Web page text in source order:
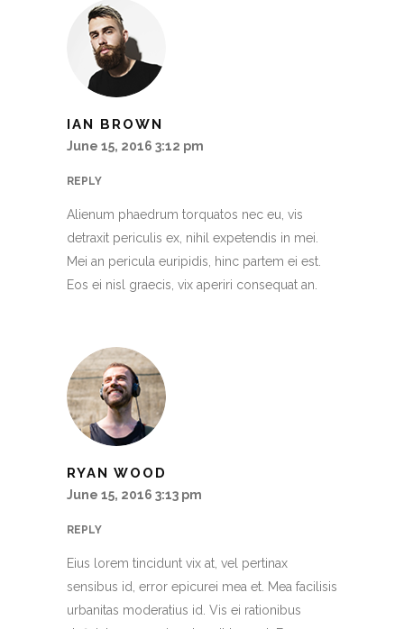
IAN BROWN
June 15, 2016 3:12 pm
REPLY
Alienum phaedrum torquatos nec eu, vis
detraxit periculis ex, nihil expetendis in mei.
Mei an pericula euripidis, hinc partem ei est.
Eos ei nisl graecis, vix aperiri consequat an.
RYAN WOOD
June 15, 2016 3:13 pm
REPLY
Eius lorem tincidunt vix at, vel pertinax
sensibus id, error epicurei mea et. Mea facilisis
urbanitas moderatius id. Vis ei rationibus